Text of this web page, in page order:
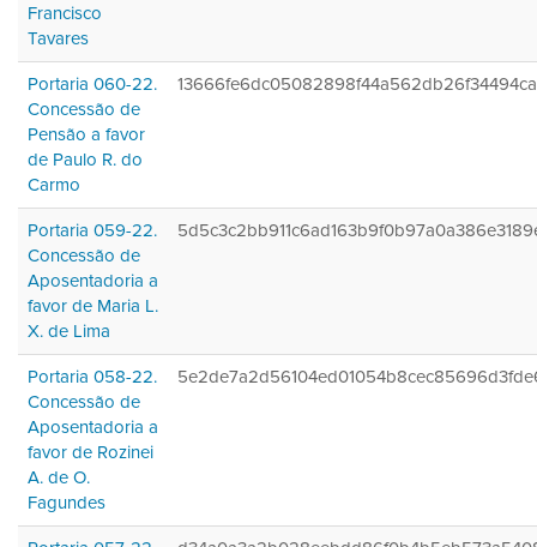
Francisco
Tavares
Portaria 060-22.
Concessão de
Pensão a favor
de Paulo R. do
Carmo
Portaria 059-22.
Concessão de
Aposentadoria a
favor de Maria L.
X. de Lima
Portaria 058-22.
Concessão de
Aposentadoria a
favor de Rozinei
A. de O.
Fagundes